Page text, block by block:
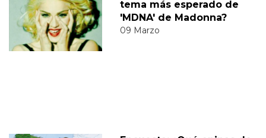
tema más esperado de
'MDNA' de Madonna?
09 Marzo